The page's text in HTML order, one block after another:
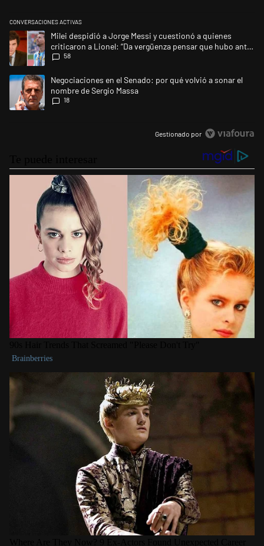
CONVERSACIONES ACTIVAS
Este listado muestra los artículos con más comentarios en los últimos
Un artículo de tendencia con el título "Milei despidió a Jorge Messi y
Milei despidió a Jorge Messi y cuestionó a quienes
criticaron a Lionel: “Da vergüenza pensar que hubo anti-
Messi”
58
Un artículo de tendencia con el título "Negociaciones en el Senado:
Negociaciones en el Senado: por qué volvió a sonar el
nombre de Sergio Massa
18
Gestionado por